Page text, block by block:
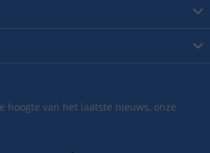
hoogte van het laatste nieuws, onze